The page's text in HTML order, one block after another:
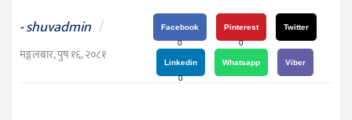
दर्शन
/
संस्कृति
-shuvadmin /
मङ्गलबार, पुष १६, २०८१
Facebook
0
Pinterest
0
Twitter
Linkedin
0
Whatsapp Viber